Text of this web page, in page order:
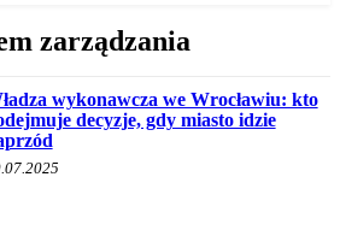
zarządzania
wykonawcza we Wrocławiu: kto
decyzje, gdy miasto idzie